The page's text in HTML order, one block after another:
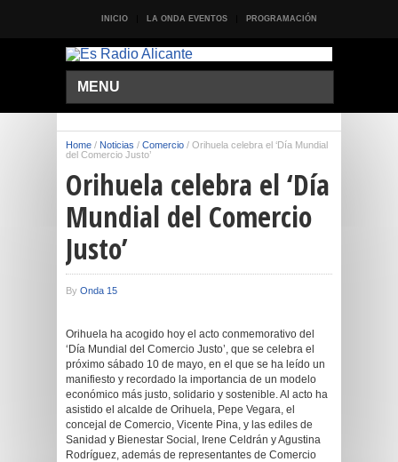
INICIO LA ONDA EVENTOS PROGRAMACIÓN
MENU
Home / Noticias / Comercio / Orihuela celebra el ‘Día Mundial
del Comercio Justo’
Orihuela celebra el ‘Día
Mundial del Comercio
Justo’
By Onda 15
Orihuela ha acogido hoy el acto conmemorativo del
‘Día Mundial del Comercio Justo’, que se celebra el
próximo sábado 10 de mayo, en el que se ha leído un
manifiesto y recordado la importancia de un modelo
económico más justo, solidario y sostenible. Al acto ha
asistido el alcalde de Orihuela, Pepe Vegara, el
concejal de Comercio, Vicente Pina, y las ediles de
Sanidad y Bienestar Social, Irene Celdrán y Agustina
Rodríguez, además de representantes de Comercio